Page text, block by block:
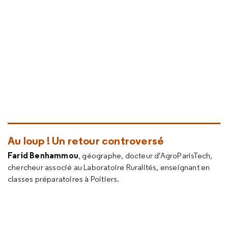
Au loup ! Un retour controversé
Farid Benhammou, géographe, docteur d'AgroParisTech,
chercheur associé au Laboratoire Ruralités, enseignant en
classes préparatoires à Poitiers.